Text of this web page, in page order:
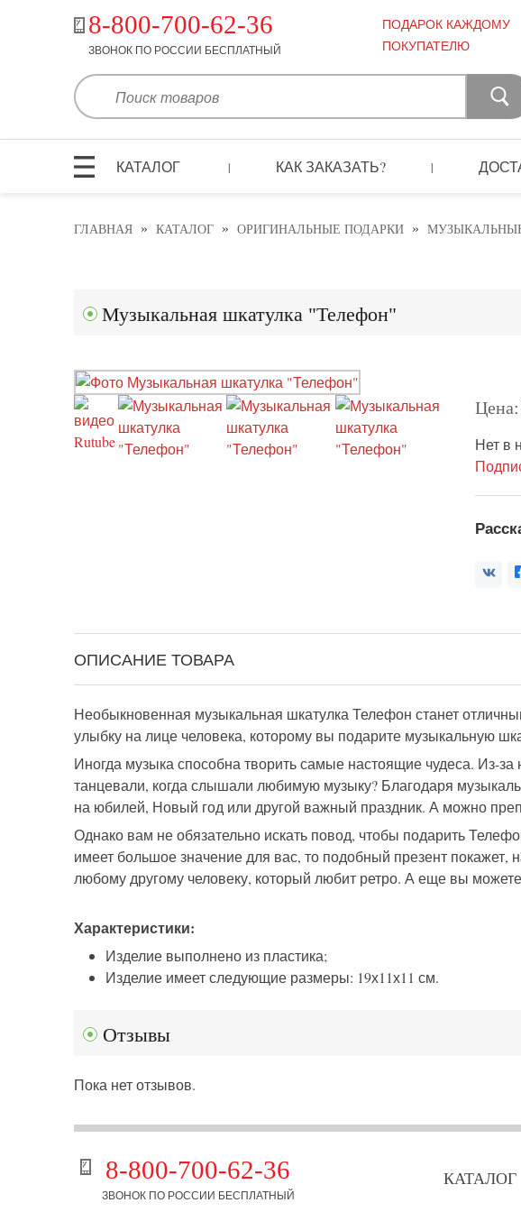
8-800-700-62-36
ЗВОНОК ПО РОССИИ БЕСПЛАТНЫЙ
ПОДАРОК КАЖДОМУ
ПОКУПАТЕЛЮ
КАТАЛОГ | КАК ЗАКАЗАТЬ? |
ГЛАВНАЯ » КАТАЛОГ » ОРИГИНАЛЬНЫЕ ПОДАРКИ »
Музыкальная шкатулка "Телефон"
Цена:
Нет в
ОПИСАНИЕ ТОВАРА
Необыкновенная музыкальная шкатулка Телефон станет
улыбку на лице человека, которому вы подарите музыкальную
Иногда музыка способна творить самые настоящие чудеса. Из-
танцевали, когда слышали любимую музыку? Благодаря
на юбилей, Новый год или другой важный праздник. А можно
Однако вам не обязательно искать повод, чтобы подарить
имеет большое значение для вас, то подобный презент
любому другому человеку, который любит ретро. А еще вы
Характеристики:
Изделие выполнено из пластика;
Изделие имеет следующие размеры: 19х11х11 см.
Отзывы
Пока нет отзывов.
8-800-700-62-36
ЗВОНОК ПО РОССИИ БЕСПЛАТНЫЙ
КАТАЛОГ